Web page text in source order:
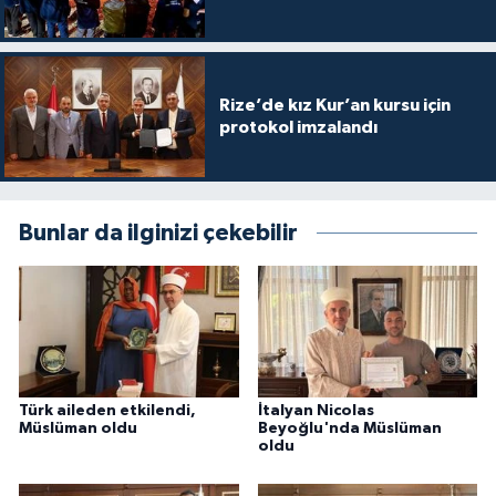
Rize’de kız Kur’an kursu için
protokol imzalandı
Bunlar da ilginizi çekebilir
Türk aileden etkilendi,
Müslüman oldu
İtalyan Nicolas
Beyoğlu'nda Müslüman
oldu
Gümüşhane Müftülüğü
Hakkari Müftülüğü
Hatay Müftülüğü
Isparta Müftülüğü
İstanbul Müftülüğü
İzmir Müftülüğü
Kahramanmaraş Müftülüğü